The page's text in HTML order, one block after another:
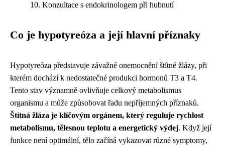
Konzultace s endokrinologem při hubnutí
Co je hypotyreóza a její hlavní příznaky
Hypotyreóza představuje závažné onemocnění štítné žlázy, při
kterém dochází k nedostatečné produkci hormonů T3 a T4.
Tento stav významně ovlivňuje celkový metabolismus
organismu a může způsobovat řadu nepříjemných příznaků.
Štítná žláza je klíčovým orgánem, který reguluje rychlost
metabolismu, tělesnou teplotu a energetický výdej. Když její
funkce není optimální, tělo začíná vykazovat různé symptomy,